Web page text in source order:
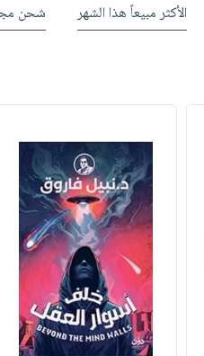
الأكثر مبيعاً هذا الشهر شحن